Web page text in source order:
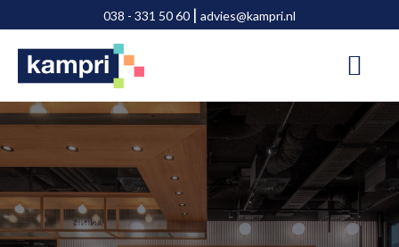
naar
hoofd
naar
voettekst
038 - 331 50 60 | advies@kampri.nl